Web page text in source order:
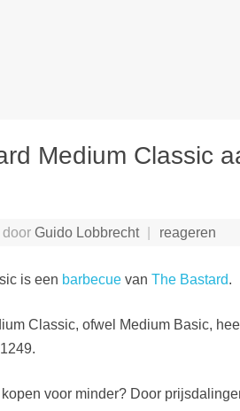
Medium Classic
door Guido Lobbrecht reageren
is een barbecue van The Bastard.
Classic, ofwel Medium Basic,
voor minder? Door